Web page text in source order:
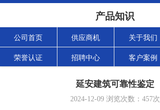
产品知识
公司首页 供应商机 关于我们
荣誉认证 招聘中心 客户案例
延安建筑可靠性鉴定
2024-12-09浏览次数： 457次